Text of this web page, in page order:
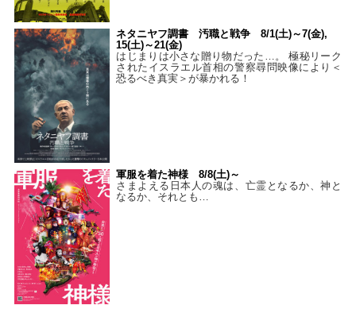
ネタニヤフ調書 汚職と戦争 8/1(土)～7(金),
15(土)～21(金)
はじまりは小さな贈り物だった…。 極秘リーク
されたイスラエル首相の警察尋問映像により＜
恐るべき真実＞が暴かれる！
軍服を着た神様 8/8(土)～
さまよえる日本人の魂は、亡霊となるか、神と
なるか、それとも…